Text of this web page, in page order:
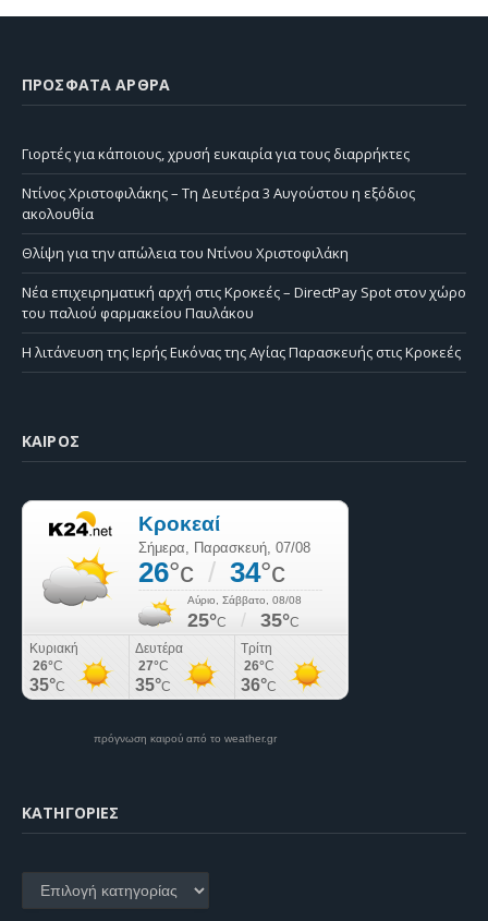
ΠΡΌΣΦΑΤΑ ΆΡΘΡΑ
Γιορτές για κάποιους, χρυσή ευκαιρία για τους διαρρήκτες
Ντίνος Χριστοφιλάκης – Τη Δευτέρα 3 Αυγούστου η εξόδιος
ακολουθία
Θλίψη για την απώλεια του Ντίνου Χριστοφιλάκη
Νέα επιχειρηματική αρχή στις Κροκεές – DirectPay Spot στον χώρο
του παλιού φαρμακείου Παυλάκου
Η λιτάνευση της Ιερής Εικόνας της Αγίας Παρασκευής στις Κροκεές
ΚΑΙΡΌΣ
πρόγνωση καιρού από το weather.gr
KΑΤΗΓΟΡΊΕΣ
Kατηγορίες